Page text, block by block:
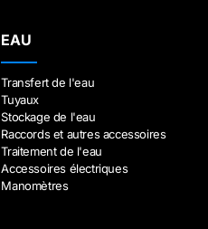
EAU
Transfert de l'eau
Tuyaux
Stockage de l'eau
Raccords et autres accessoires
Traitement de l'eau
Accessoires électriques
Manomètres